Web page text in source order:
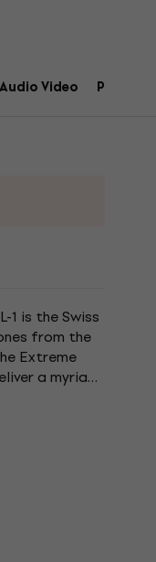
Audio Video Pribor
1 is the Swiss
from the
Extreme
a myriad